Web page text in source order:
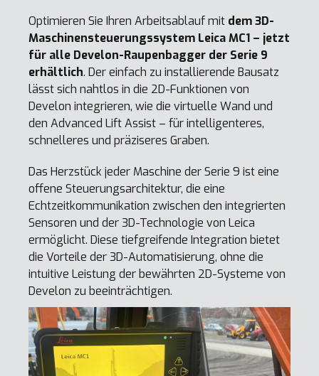
Optimieren Sie Ihren Arbeitsablauf mit dem 3D-
Maschinensteuerungssystem Leica MC1 – jetzt
für alle Develon-Raupenbagger der Serie 9
erhältlich. Der einfach zu installierende Bausatz
lässt sich nahtlos in die 2D-Funktionen von
Develon integrieren, wie die virtuelle Wand und
den Advanced Lift Assist – für intelligenteres,
schnelleres und präziseres Graben.
Das Herzstück jeder Maschine der Serie 9 ist eine
offene Steuerungsarchitektur, die eine
Echtzeitkommunikation zwischen den integrierten
Sensoren und der 3D-Technologie von Leica
ermöglicht. Diese tiefgreifende Integration bietet
die Vorteile der 3D-Automatisierung, ohne die
intuitive Leistung der bewährten 2D-Systeme von
Develon zu beeinträchtigen.